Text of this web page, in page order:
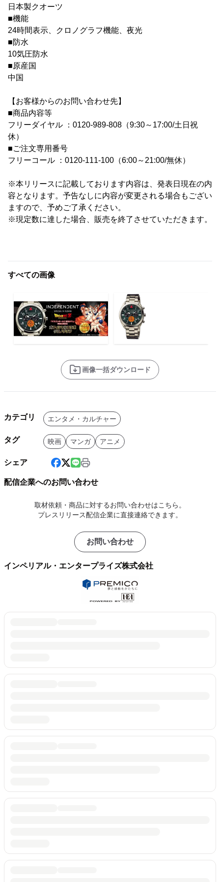
日本製クオーツ
■機能
24時間表示、クロノグラフ機能、夜光
■防水
10気圧防水
■原産国
中国
【お客様からのお問い合わせ先】
■商品内容等
フリーダイヤル ：0120-989-808（9:30～17:00/土日祝
休）
■ご注文専用番号
フリーコール ：0120-111-100（6:00～21:00/無休）
※本リリースに記載しております内容は、発表日現在の内
容となります。予告なしに内容が変更される場合もござい
ますので、予めご了承ください。
※現定数に達した場合、販売を終了させていただきます。
すべての画像
画像一括ダウンロード
カテゴリ エンタメ・カルチャー
タグ 映画 マンガ アニメ
シェア
配信企業へのお問い合わせ
取材依頼・商品に対するお問い合わせはこちら。
プレスリリース配信企業に直接連絡できます。
お問い合わせ
インペリアル・エンタープライズ株式会社